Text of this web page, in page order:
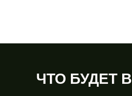
ЧТО БУДЕТ В